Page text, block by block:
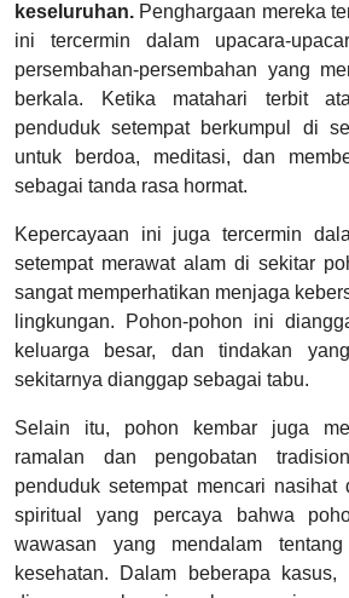
keseluruhan. Penghargaan mereka
ini tercermin dalam upacara-
persembahan-persembahan yang
berkala. Ketika matahari terbit
penduduk setempat berkumpul di
untuk berdoa, meditasi, dan
sebagai tanda rasa hormat.
Kepercayaan ini juga tercermin
setempat merawat alam di sekitar
sangat memperhatikan menjaga
lingkungan. Pohon-pohon ini
keluarga besar, dan tindakan
sekitarnya dianggap sebagai tabu.
Selain itu, pohon kembar juga
ramalan dan pengobatan
penduduk setempat mencari
spiritual yang percaya bahwa
wawasan yang mendalam
kesehatan. Dalam beberapa